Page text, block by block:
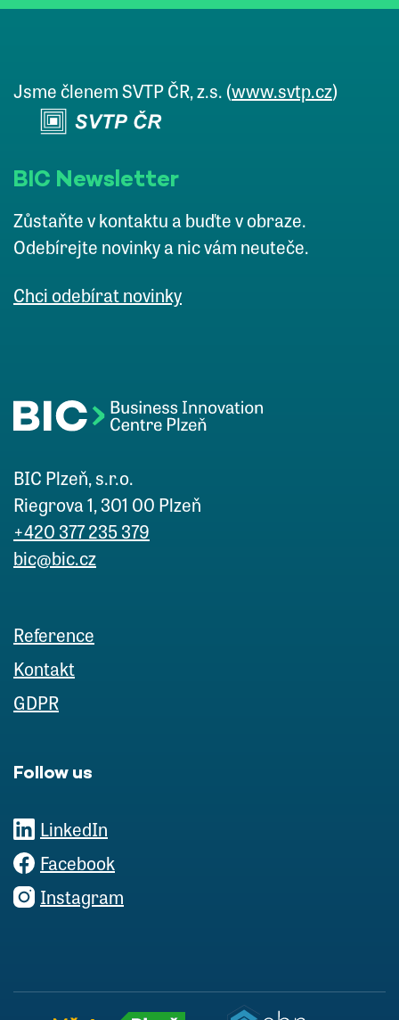
Jsme členem SVTP ČR, z.s. (www.svtp.cz)
BIC Newsletter
Zůstaňte v kontaktu a buďte v obraze.
Odebírejte novinky a nic vám neuteče.
Chci odebírat novinky
BIC Plzeň, s.r.o.
Riegrova 1, 301 00 Plzeň
+420 377 235 379
bic@bic.cz
Reference
Kontakt
GDPR
Follow us
LinkedIn
Facebook
Instagram